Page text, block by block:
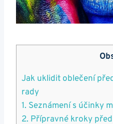
Jak uklidit oblečení
rady
1. Seznámení s účinky
2. Přípravné kroky